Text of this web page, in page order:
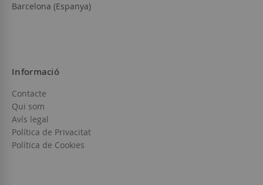
Barcelona (Espanya)
Informació
Contacte
Qui som
Avís legal
Política de Privacitat
Política de Cookies